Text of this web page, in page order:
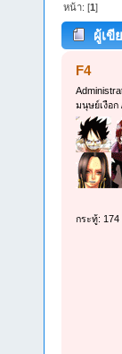
หน้า: [1]
ผู้เขี
F4
มนุษย์เงือก
กระทู้: 174